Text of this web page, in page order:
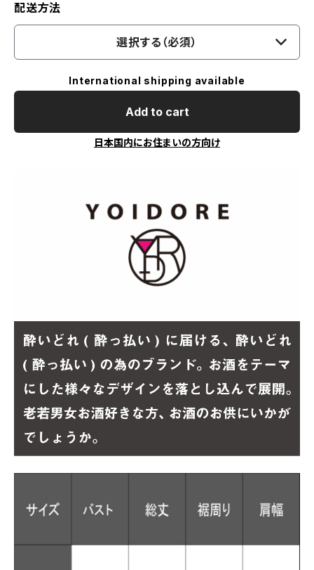
配送方法
選択する（必須）
International shipping available
Add to cart
日本国内にお住まいの方向け